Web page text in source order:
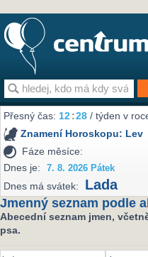
Přesný čas:12 28 / týden v
Znamení Horoskopu: Lev
Fáze měsíce:
Dnes je:
7. 8. 2026 Pátek
Dnes má svátek: Lada
Jmenný seznam podle
Abecední seznam jmen,
psa.